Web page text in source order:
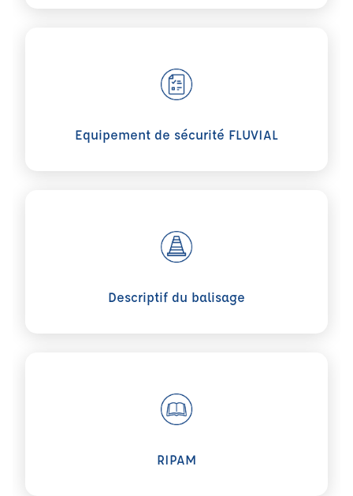
Equipement de sécurité FLUVIAL
Descriptif du balisage
RIPAM